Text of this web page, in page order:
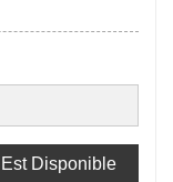
Disponible